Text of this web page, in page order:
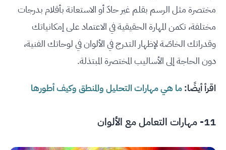
مختصرة مثل الرسم بقلم غير حادّ أو الاستعانة بأقلام بدرجات
مختلفة، تكمن المهارة الحقيقية في الاعتماد على إمكانياتك
وقدراتك الخاصّة لإظهار التدرج في الألوان في لوحاتك الفنية،
دون الحاجة إلى الأساليب المختصرة المبتذلة.
اقرأ أيضًا:ما هي مهارات التحليل والمنطق وكيف أطورها
11- مهارات التعامل مع الألوان